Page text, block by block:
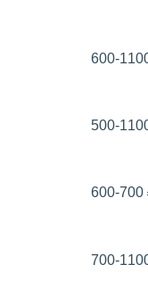
600-
500-
600-700
700-